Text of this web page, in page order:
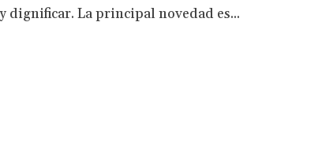
dignificar. La principal novedad es...